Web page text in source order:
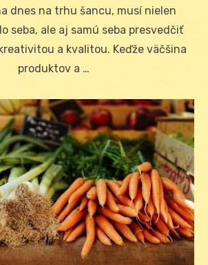
dnes na trhu šancu, musí nielen
seba, ale aj samú seba presvedčiť
a kvalitou. Keďže väčšina
produktov a …